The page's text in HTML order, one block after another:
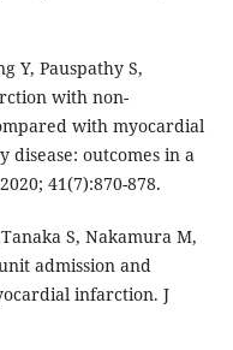
Y, Pauspathy S,
with non-
with myocardial
outcomes in a
41(7):870-878.
S, Nakamura M,
admission and
infarction. J